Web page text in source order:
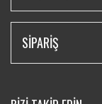
SİPARİŞ